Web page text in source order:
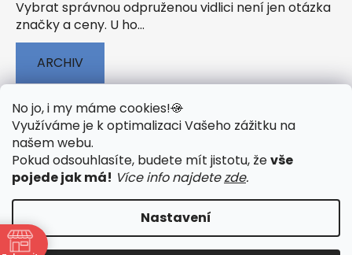
No jo, i my máme cookies!🍪
Využíváme je k optimalizaci Vašeho zážitku na
našem webu.
Pokud odsouhlasíte, budete mít jistotu, ževše
pojede jak má! Více info najdetezde.
Nastavení
Vybrat správnou odpruženou vidlici není jen otázka
značky a ceny. U ho...
ARCHIV
🟢 TECHNOLOGIE
🟢 O ELEKTROKOLECH
🟢 NÁVODY KE STAŽENÍ